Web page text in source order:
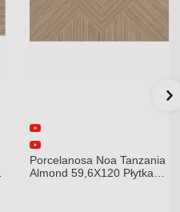
Porcelanosa Noa Tanzania
Almond 59,6X120 Płytka